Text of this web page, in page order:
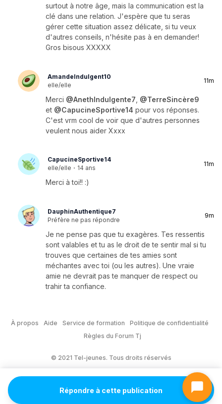
surtout à notre âge, mais la communication est la
clé dans une relation. J'espère que tu seras
gérer cette situation assez délicate, si tu veux
d'autres conseils, n'hésite pas à en demander!
Gros bisous XXXXX
AmandeIndulgent10
elle/elle
11m
Merci @AnethIndulgente7 @TerreSincère9
et @CapucineSportive14 pour vos réponses.
C'est vrm cool de voir que d'autres personnes
veulent nous aider Xxxx
CapucineSportive14
elle/elle · 14 ans
11m
Merci à toi!! :)
DauphinAuthentique7
Préfère ne pas répondre
9m
Je ne pense pas que tu exagères. Tes ressentis
sont valables et tu as le droit de te sentir mal si tu
trouves que certaines de tes amies sont
méchantes avec toi (ou les autres). Une vraie
amie ne devrait pas te manquer de respect ou
trahir ta confiance.
Répondre à cette publication
À propos Aide Service de formation
Politique de confidentialité
Règles du Forum Tj
© 2021 Tel-jeunes. Tous droits réservés